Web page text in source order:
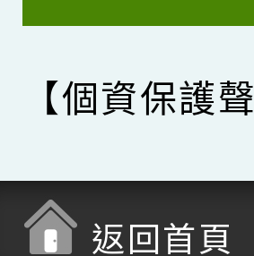
【個資保護
返回首頁